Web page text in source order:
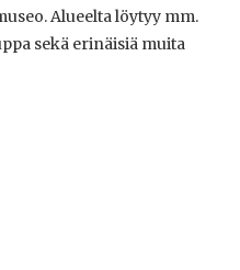
Alueelta löytyy mm.
sekä erinäisiä muita